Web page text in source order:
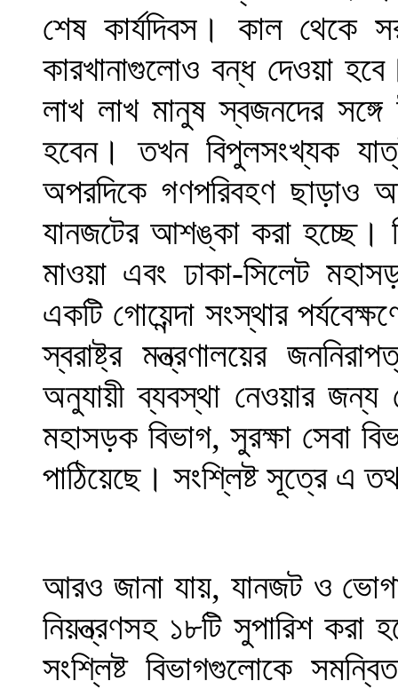
শেষ কার্যদিবস। কাল থেকে
কারখানাগুলোও বন্ধ দেওয়া
লাখ লাখ মানুষ স্বজনদের
হবেন। তখন বিপুলসংখ্যক
অপরদিকে গণপরিবহণ ছাড়াও
যানজটের আশঙ্কা করা হচ্ছে।
মাওয়া এবং ঢাকা-সিলেট
একটি গোয়েন্দা সংস্থার
স্বরাষ্ট্র মন্ত্রণালয়ের
অনুযায়ী ব্যবস্থা নেওয়ার
মহাসড়ক বিভাগ, সুরক্ষা সেবা
পাঠিয়েছে। সংশ্লিষ্ট সূত্রে এ
আরও জানা যায়, যানজট ও
নিয়ন্ত্রণসহ ১৮টি সুপারিশ করা
সংশ্লিষ্ট বিভাগগুলোকে